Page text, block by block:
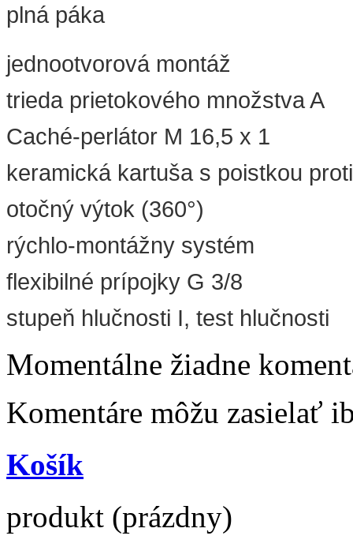
plná páka
jednootvorová montáž
trieda prietokového množstva A
Caché-perlátor M 16,5 x 1
keramická kartuša s poistkou
otočný výtok (360°)
rýchlo-montážny systém
flexibilné prípojky G 3/8
stupeň hlučnosti I, test hlučnosti
Momentálne žiadne
Komentáre môžu zasielať
Košík
produkt (prázdny)